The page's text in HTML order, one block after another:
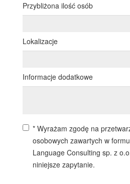
Przybliżona ilość osób
Lokalizacje
Informacje dodatkowe
* Wyrażam zgodę na
osobowych zawartych w
Language Consulting sp. z
niniejsze zapytanie.